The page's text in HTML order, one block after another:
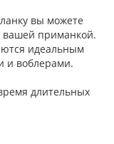
вы можете
вашей приманкой.
идеальным
и воблерами.
длительных